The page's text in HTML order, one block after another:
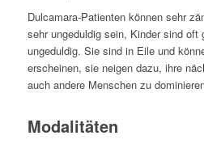
Dulcamara-Patienten können sehr
sehr ungeduldig sein, Kinder sind oft
ungeduldig. Sie sind in Eile und
erscheinen, sie neigen dazu, ihre
auch andere Menschen zu
Modalitäten